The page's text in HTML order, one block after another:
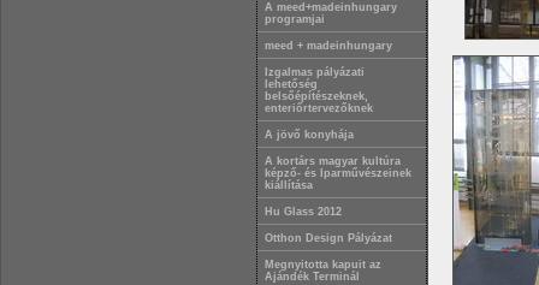
A meed+madeinhungary
programjai
meed + madeinhungary
Izgalmas pályázati
lehetőség
belsőépítészeknek,
enteriőrtervezőknek
A jövő konyhája
A kortárs magyar kultúra
képző- és Iparművészeinek
kiállítása
Hu Glass 2012
Otthon Design Pályázat
Megnyitotta kapuit az
Ajándék Terminál